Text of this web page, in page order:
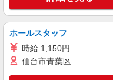
通費全支
岡山
キープ
派遣社員
ホールスタッフ
時給 1,150円
仙台市青葉区